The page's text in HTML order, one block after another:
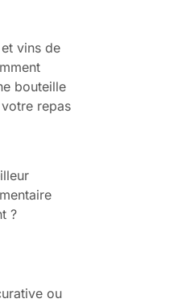
vins de
bouteille
repas
?
ou